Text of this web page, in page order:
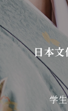
日本文
学